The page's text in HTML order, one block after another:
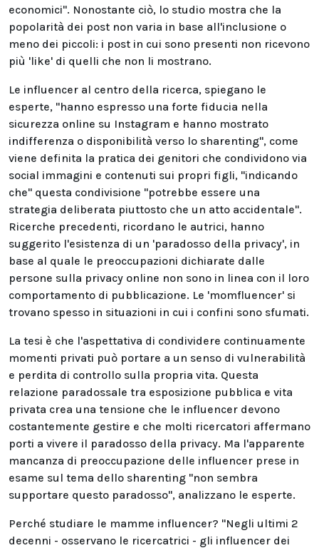
economici". Nonostante ciò, lo studio mostra che la
popolarità dei post non varia in base all'inclusione o
meno dei piccoli: i post in cui sono presenti non ricevono
più 'like' di quelli che non li mostrano.
Le influencer al centro della ricerca, spiegano le
esperte, "hanno espresso una forte fiducia nella
sicurezza online su Instagram e hanno mostrato
indifferenza o disponibilità verso lo sharenting", come
viene definita la pratica dei genitori che condividono via
social immagini e contenuti sui propri figli, "indicando
che" questa condivisione "potrebbe essere una
strategia deliberata piuttosto che un atto accidentale".
Ricerche precedenti, ricordano le autrici, hanno
suggerito l'esistenza di un 'paradosso della privacy', in
base al quale le preoccupazioni dichiarate dalle
persone sulla privacy online non sono in linea con il loro
comportamento di pubblicazione. Le 'momfluencer' si
trovano spesso in situazioni in cui i confini sono sfumati.
La tesi è che l'aspettativa di condividere continuamente
momenti privati può portare a un senso di vulnerabilità
e perdita di controllo sulla propria vita. Questa
relazione paradossale tra esposizione pubblica e vita
privata crea una tensione che le influencer devono
costantemente gestire e che molti ricercatori affermano
porti a vivere il paradosso della privacy. Ma l'apparente
mancanza di preoccupazione delle influencer prese in
esame sul tema dello sharenting "non sembra
supportare questo paradosso", analizzano le esperte.
Perché studiare le mamme influencer? "Negli ultimi 2
decenni - osservano le ricercatrici - gli influencer dei